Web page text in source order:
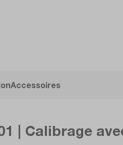
Accessoires
| Calibrage